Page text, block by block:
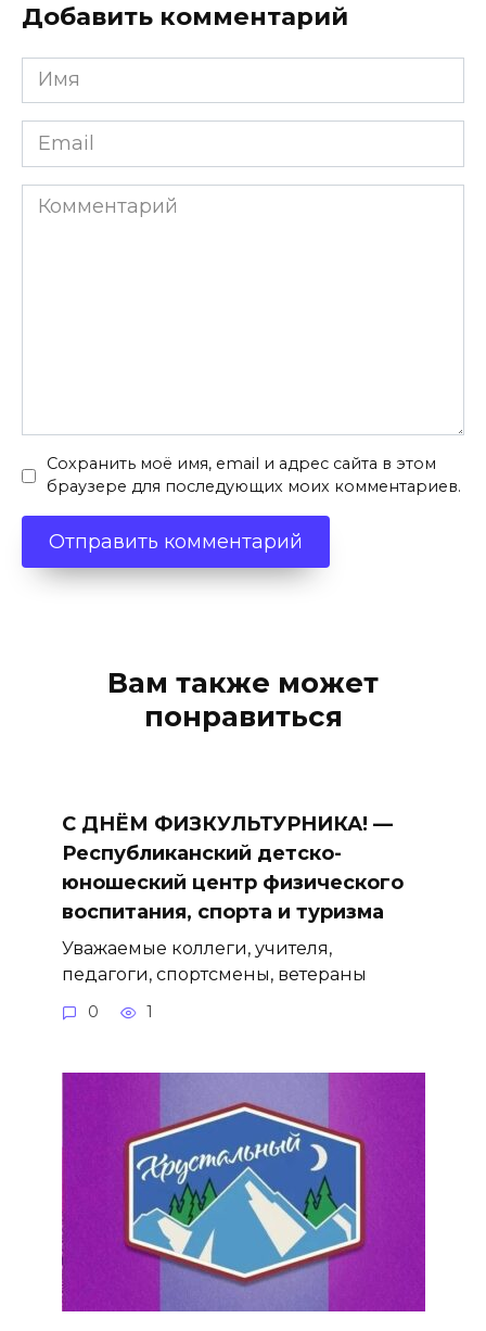
Добавить комментарий
Имя
*
Email
*
Комментарий
Сохранить моё имя, email и адрес сайта в этом
браузере для последующих моих комментариев.
Вам также может
понравиться
С ДНЁМ ФИЗКУЛЬТУРНИКА! —
Республиканский детско-
юношеский центр физического
воспитания, спорта и туризма
Уважаемые коллеги, учителя,
педагоги, спортсмены, ветераны
0 1